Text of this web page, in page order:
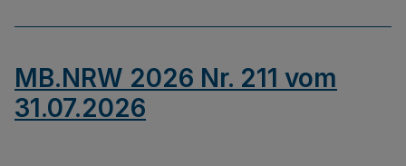
MB.NRW 2026 Nr. 211 vom
31.07.2026